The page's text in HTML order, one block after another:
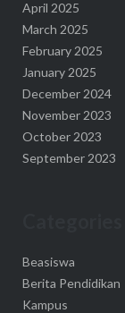
April 2025
March 2025
February 2025
January 2025
December 2024
November 2023
October 2023
September 2023
Beasiswa
Berita Pendidikan
Kampus